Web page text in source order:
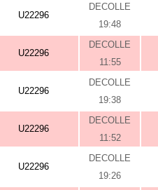
U22296
DECOLLE
19:48
U22296
DECOLLE
11:55
U22296
DECOLLE
19:38
U22296
DECOLLE
11:52
U22296
DECOLLE
19:26